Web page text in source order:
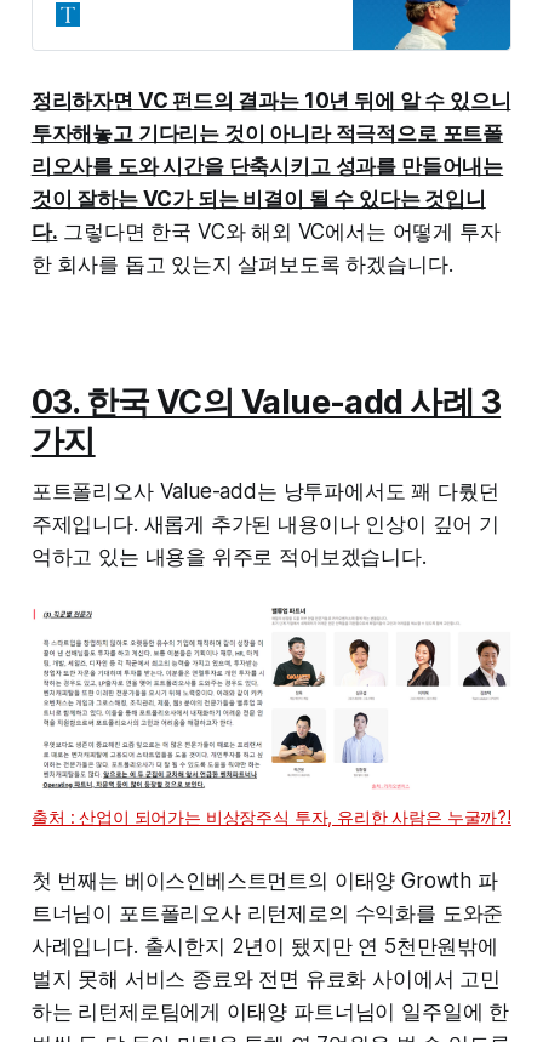
business executive, Bill Campbell,
well over a trillion dollars in market
value.
정리하자면 VC 펀드의 결과는 10년 뒤에 알 수 있으니
투자해놓고 기다리는 것이 아니라 적극적으로 포트폴
리오사를 도와 시간을 단축시키고 성과를 만들어내는
것이 잘하는 VC가 되는 비결이 될 수 있다는 것입니
다. 그렇다면 한국 VC와 해외 VC에서는 어떻게 투자
한 회사를 돕고 있는지 살펴보도록 하겠습니다.
03. 한국 VC의 Value-add 사례 3
가지
포트폴리오사 Value-add는 낭투파에서도 꽤 다뤘던
주제입니다. 새롭게 추가된 내용이나 인상이 깊어 기
억하고 있는 내용을 위주로 적어보겠습니다.
출처 : 산업이 되어가는 비상장주식 투자, 유리한 사람은 누굴까?!
첫 번째는 베이스인베스트먼트의 이태양 Growth 파
트너님이 포트폴리오사 리턴제로의 수익화를 도와준
사례입니다. 출시한지 2년이 됐지만 연 5천만원밖에
벌지 못해 서비스 종료와 전면 유료화 사이에서 고민
하는 리턴제로팀에게 이태양 파트너님이 일주일에 한